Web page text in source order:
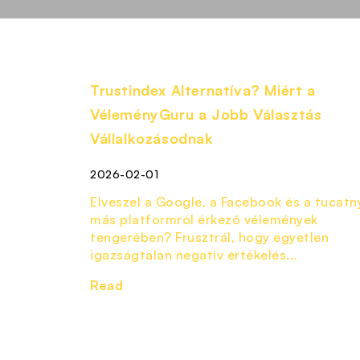
Trustindex Alternatíva? Miért a
VéleményGuru a Jobb Választás
Vállalkozásodnak
2026-02-01
Elveszel a Google, a Facebook és a
más platformról érkező vélemények
tengerében? Frusztrál, hogy egyetlen
igazságtalan negatív értékelés...
Read